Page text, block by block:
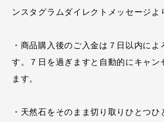
ンスタグラムダイレクトメッセージよ
・商品購入後のご入金は７日以内によ
す。７日を過ぎますと自動的にキャン
ます。
・天然石をそのまま切り取りひとつ